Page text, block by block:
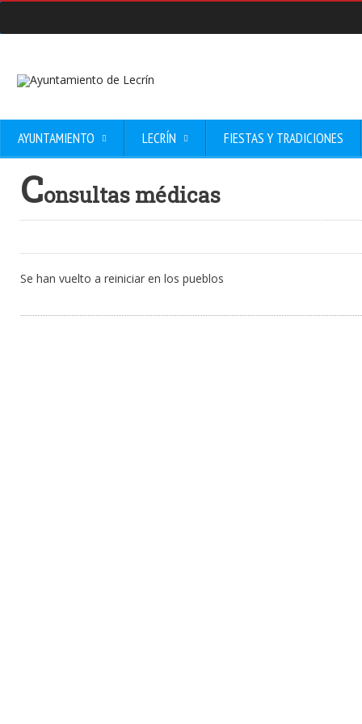
AYUNTAMIENTO LECRÍN FIESTAS Y TRADICIONES
Consultas médicas
Se han vuelto a reiniciar en los pueblos